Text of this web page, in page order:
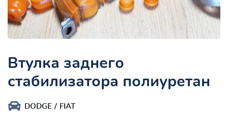
Втулка заднего
стабилизатора полиуретан
DODGE FIAT